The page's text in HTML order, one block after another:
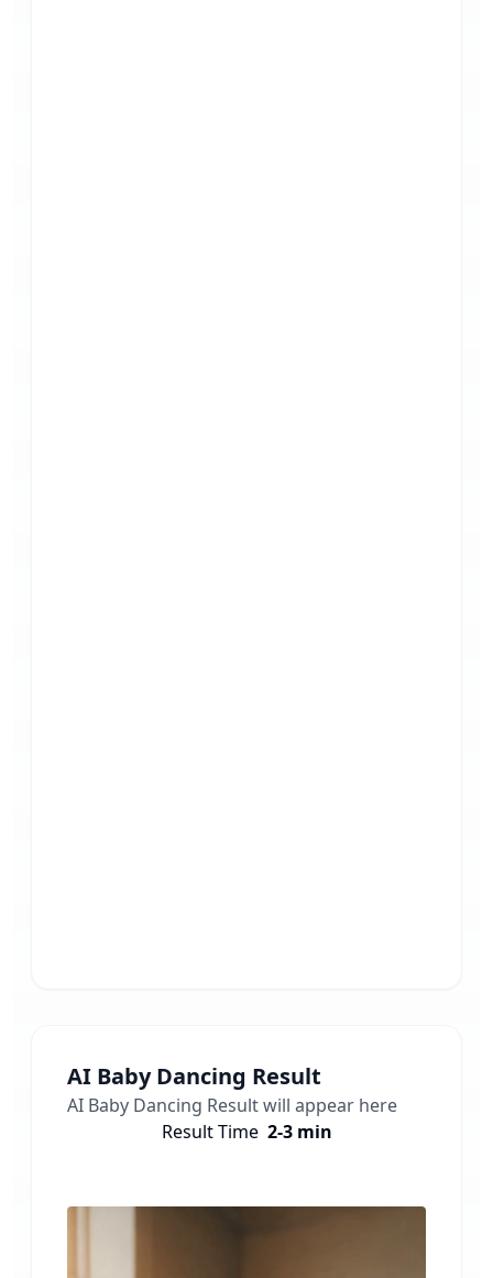
AI Baby Dancing Result
AI Baby Dancing Result will appear here
Result Time 2-3 min